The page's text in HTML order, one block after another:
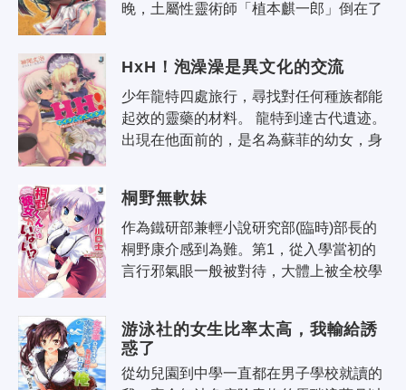
晚，土屬性靈術師「植本麒一郎」倒在了
HxH！泡澡澡是異文化的交流
少年龍特四處旅行，尋找對任何種族都能
起效的靈藥的材料。 龍特到達古代遺迹。
出現在他面前的，是名為蘇菲的幼女，身
桐野無軟妹
作為鐵研部兼輕小說研究部(臨時)部長的
桐野康介感到為難。第1，從入學當初的
言行邪氣眼一般被對待，大體上被全校學
游泳社的女生比率太高，我輸給誘
惑了
從幼兒園到中學一直都在男子學校就讀的